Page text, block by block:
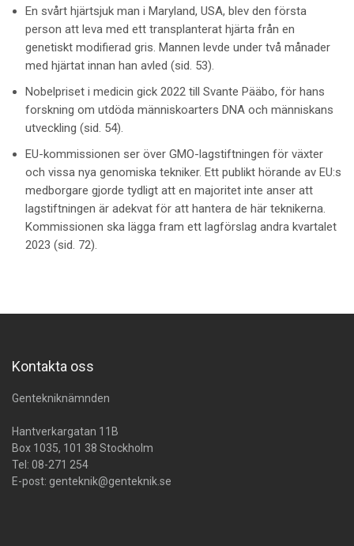
En svårt hjärtsjuk man i Maryland, USA, blev den första
person att leva med ett transplanterat hjärta från en
genetiskt modifierad gris. Mannen levde under två månader
med hjärtat innan han avled (sid. 53).
Nobelpriset i medicin gick 2022 till Svante Pääbo, för hans
forskning om utdöda människoarters DNAoch människans
utveckling (sid. 54).
EU-kommissionen ser över GMO-lagstiftningen för växter
och vissa nya genomiska tekniker. Ett publikt hörande av EU:s
medborgare gjorde tydligt att en majoritet inte anser att
lagstiftningen är adekvat för att hantera de här teknikerna.
Kommissionen ska lägga fram ett lagförslag andra kvartalet
2023 (sid. 72).
Kontakta oss
Gentekniknämnden
Hantverkargatan 11B
Box 1035, 101 38 Stockholm
Tel: 08-271 254
E-post: genteknik@genteknik.se